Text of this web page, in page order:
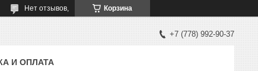
Корзина
Нет отзывов,
+7 (778) 992-90-37
И ОПЛАТА